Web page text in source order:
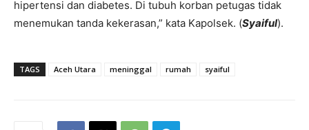
hipertensi dan diabetes. Di tubuh korban petugas tidak
menemukan tanda kekerasan,” kata Kapolsek. (Syaiful).
TAGS Aceh Utara meninggal rumah syaiful